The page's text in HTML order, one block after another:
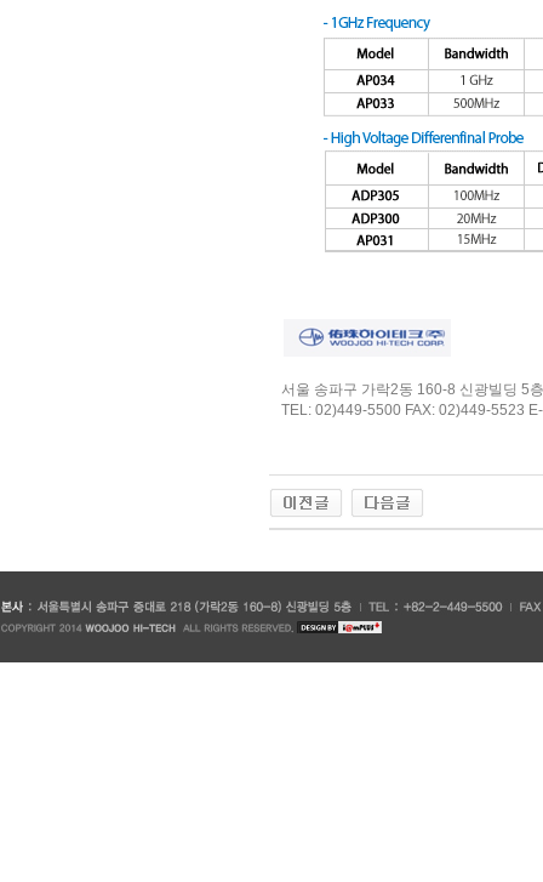
서울 송파구 가락2동 160-8 신광빌딩 5층
TEL: 02)449-5500 FAX: 02)449-5523